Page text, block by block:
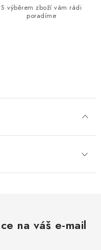
S výběrem zboží vám rádi
poradíme
na váš e-mail